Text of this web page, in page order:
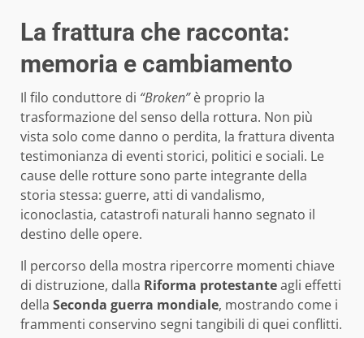
La frattura che racconta:
memoria e cambiamento
Il filo conduttore di “Broken”è proprio la
trasformazione del senso della rottura. Non più
vista solo come danno o perdita, la frattura diventa
testimonianza di eventi storici, politici e sociali. Le
cause delle rotture sono parte integrante della
storia stessa: guerre, atti di vandalismo,
iconoclastia, catastrofi naturali hanno segnato il
destino delle opere.
Il percorso della mostra ripercorre momenti chiave
di distruzione, dalla Riforma protestanteagli effetti
della Seconda guerra mondiale, mostrando come i
frammenti conservino segni tangibili di quei conflitti.